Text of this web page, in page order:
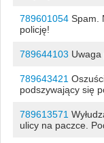
789601054Spam.
policję!
789644103 Uwaga
789643421
podszywający się
789613571
ulicy na paczce.